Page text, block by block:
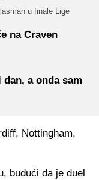
u finale Lige
na Craven
a onda sam
Nottingham,
budući da je duel